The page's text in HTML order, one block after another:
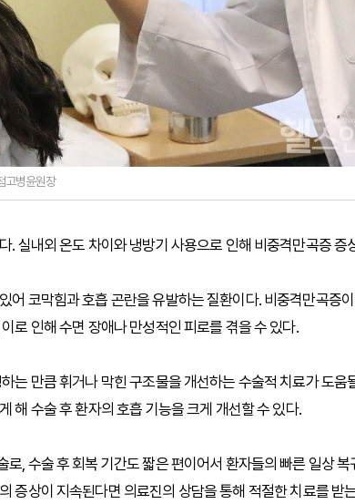
고병윤원장
. 실내외 온도 차이와 냉방기 사용으로 인해 비중격만곡증 증
어 코막힘과 호흡 곤란을 유발하는 질환이다. 비중격만곡증
로 인해 수면 장애나 만성적인 피로를 겪을 수 있다.
는 만큼 휘거나 막힌 구조물을 개선하는 수술적 치료가 도움
해 수술 후 환자의 호흡 기능을 크게 개선할 수 있다.
, 수술 후 회복 기간도 짧은 편이어서 환자들의 빠른 일상 복
증상이 지속된다면 의료진의 상담을 통해 적절한 치료를 받